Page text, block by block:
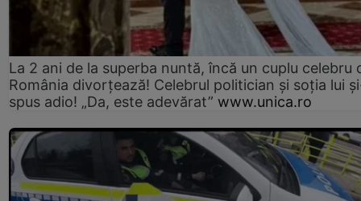
La 2 ani de la superba nuntă, încă un cuplu celebru
România divorțează! Celebrul politician și soția lui
spus adio! „Da, este adevărat” www.unica.ro